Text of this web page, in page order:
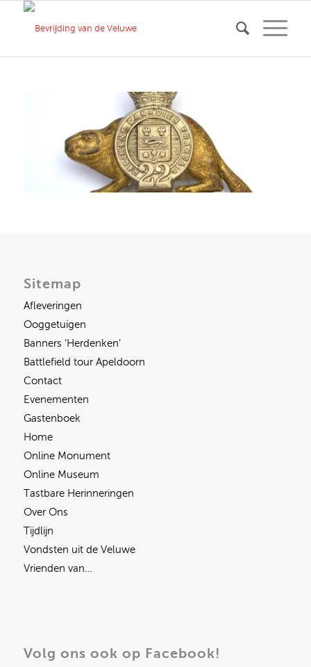
Sitemap
Afleveringen
Ooggetuigen
Banners ‘Herdenken’
Battlefield tour Apeldoorn
Contact
Evenementen
Gastenboek
Home
Online Monument
Online Museum
Tastbare Herinneringen
Over Ons
Tijdlijn
Vondsten uit de Veluwe
Vrienden van…
Volg ons ook op Facebook!